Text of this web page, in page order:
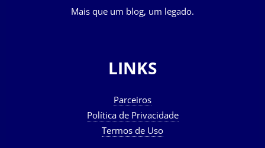
Mais que um blog, um legado.
LINKS
Parceiros
Política de Privacidade
Termos de Uso